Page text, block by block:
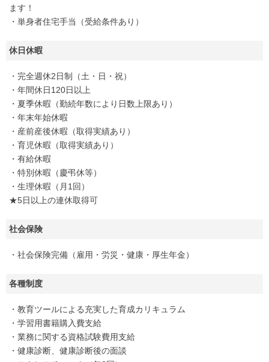
ます！
・単身者住宅手当（受給条件あり）
休日休暇
・完全週休2日制（土・日・祝）
・年間休日120日以上
・夏季休暇（勤続年数により日数上限あり）
・年末年始休暇
・産前産後休暇（取得実績あり）
・育児休暇（取得実績あり）
・有給休暇
・特別休暇（慶弔休等）
・生理休暇（月1回）
★5日以上の連休取得可
社会保険
・社会保険完備（雇用・労災・健康・厚生年金）
各種制度
・教育ツールによる充実した育成カリキュラム
・学習用書籍購入費支給
・業務に関する資格試験費用支給
・健康診断、健康診断後の面談